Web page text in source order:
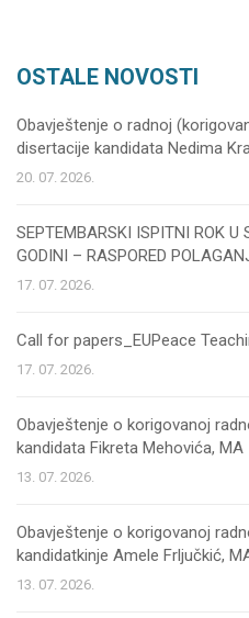
OSTALE NOVOSTI
Obavještenje o radnoj
disertacije kandidata Nedima
20. 07. 2026.
SEPTEMBARSKI ISPITNI ROK
GODINI – RASPORED
17. 07. 2026.
Call for papers_EUPeace
17. 07. 2026.
Obavještenje o korigovanoj
kandidata Fikreta Mehovića, MA
13. 07. 2026.
Obavještenje o korigovanoj
kandidatkinje Amele Frljučkić,
13. 07. 2026.